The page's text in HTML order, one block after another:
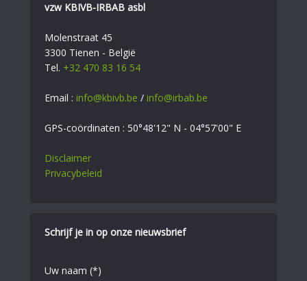
vzw KBIVB-IRBAB asbl
Molenstraat 45
3300 Tienen - België
Tel. +32 470 83 16 54
Email : info@kbivb.be / info@irbab.be
GPS-coördinaten : 50°48'12" N - 04°57'00" E
Disclaimer
Privacybeleid
Schrijf je in op onze nieuwsbrief
Uw naam (*)